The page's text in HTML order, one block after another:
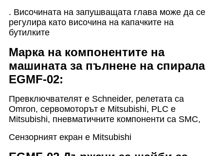
. Височината на запушващата глава може да се
регулира като височина на капачките на
бутилките
Марка на компонентите на
машината за пълнене на спирала
EGMF-02:
Превключвателят е Schneider, релетата са
Omron, сервомоторът е Mitsubishi, PLC е
Mitsubishi, пневматичните компоненти са SMC,
Сензорният екран е Mitsubishi